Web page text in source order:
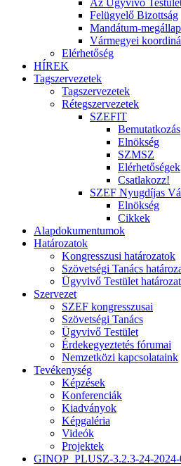
Az Ügyvivő
Felügyelő Bizottság
Mandátum-
Vármegyei
Elérhetőség
HÍREK
Tagszervezetek
Tagszervezetek
Rétegszervezetek
SZEFIT
Bemutatkozás
Elnökség
SZMSZ
Elérhetőségek
Csatlakozz!
SZEF Nyugdíjas
Elnökség
Cikkek
Alapdokumentumok
Határozatok
Kongresszusi határozatok
Szövetségi Tanács
Ügyvivő Testület
Szervezet
SZEF kongresszusai
Szövetségi Tanács
Ügyvivő Testület
Érdekegyeztetés fórumai
Nemzetközi kapcsolataink
Tevékenység
Képzések
Konferenciák
Kiadványok
Képgaléria
Videók
Projektek
GINOP_PLUSZ-3.2.3-24-